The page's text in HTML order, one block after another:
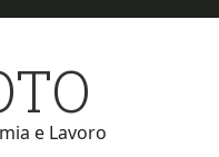
e Lavoro